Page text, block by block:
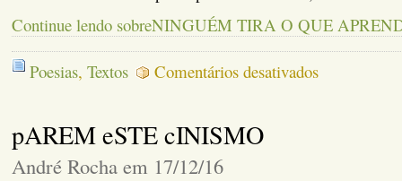
Continue lendo sobreNINGUÉM TIRA O QUE
Poesias, Textos Comentários desativadosem
NINGUÉM
pAREM eSTE cINISMO
André Rocha em 17/12/16